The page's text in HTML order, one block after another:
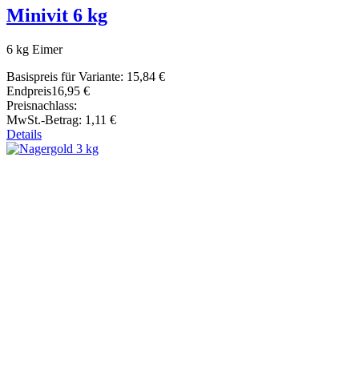
Minivit 6 kg
6 kg Eimer
Basispreis für Variante: 15,84 €
Endpreis16,95 €
Preisnachlass:
MwSt.-Betrag: 1,11 €
Details